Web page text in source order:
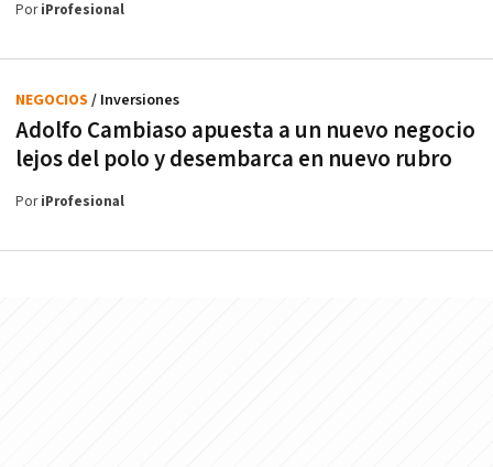
PoriProfesional
Adolfo Cambiaso apuesta a un nuevo negocio
lejos del polo y desembarca en nuevo rubro
NEGOCIOS / Inversiones
PoriProfesional